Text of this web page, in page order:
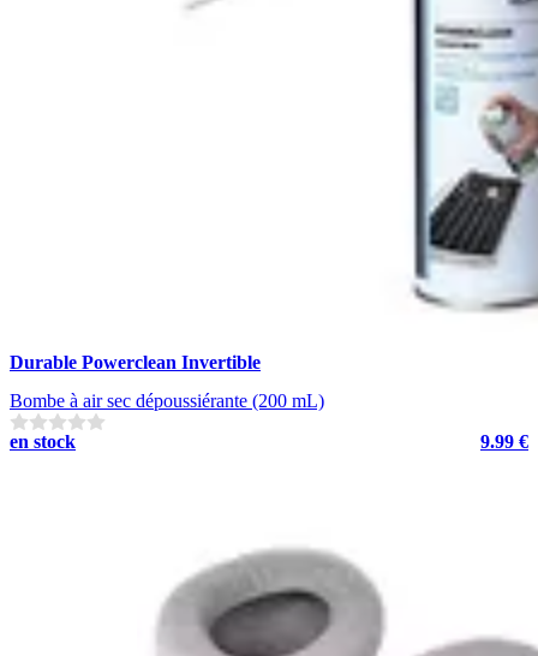
Durable Powerclean Invertible
Bombe à air sec dépoussiérante (200 mL)
en stock
9.99 €